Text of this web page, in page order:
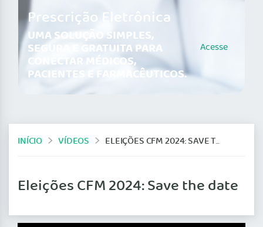
Prescrição Eletrônica
UMA SOLUÇÃO SIMPLES,
SEGURA E GRATUITA PARA
CONECTAR MÉDICOS,
PACIENTES E FARMACÊUTICOS.
Acesse
INÍCIO VÍDEOS ELEIÇÕES CFM 2024: SAVE THE DATE
Eleições CFM 2024: Save the date